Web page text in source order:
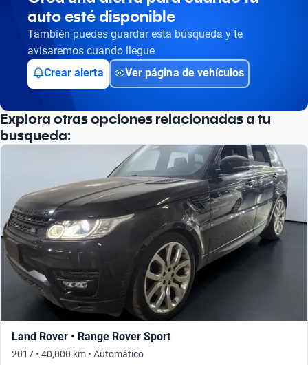
Busca por versión
Busca por año
auto esté disponible
También puedes guardar esta búsqueda y te
avisaremos cuando llegue
Crear alerta
Ver página de vehículos
Explora otras opciones relacionadas a tu
busqueda:
Land Rover • Range Rover Sport
2017 • 40,000 km • Automático